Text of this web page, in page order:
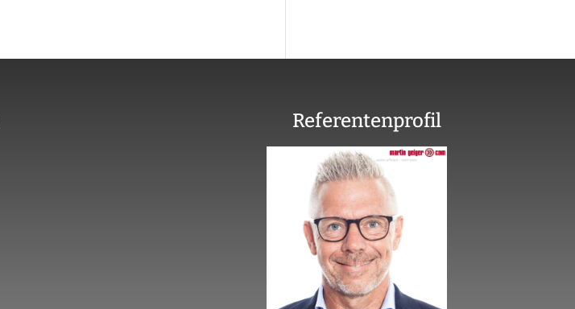
Referentenprofil